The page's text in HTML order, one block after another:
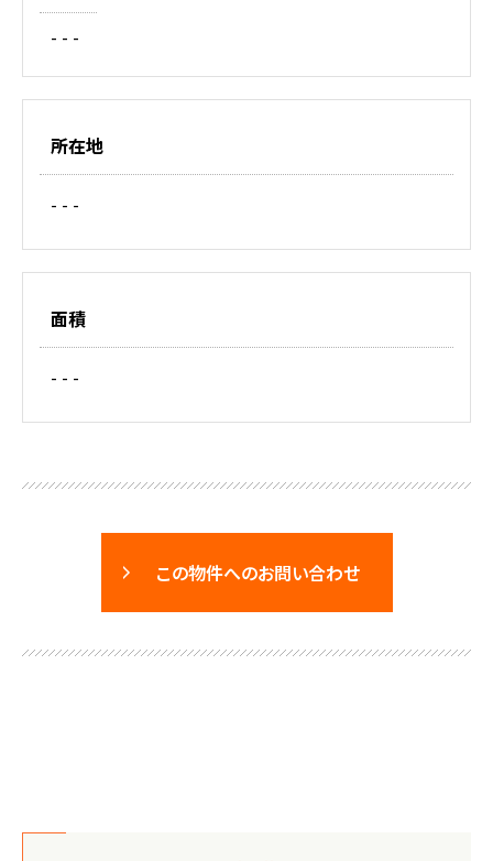
- - -
所在地
- - -
面積
- - -
この物件へのお問い合わせ